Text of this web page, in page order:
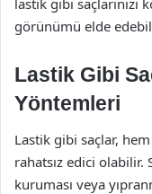
lastik gibi
görünümü elde
Lastik Gibi
Yöntemleri
Lastik gibi saçlar,
rahatsız edici olabilir.
kuruması veya